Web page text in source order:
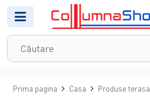
Prima pagina Casa Produse terasa